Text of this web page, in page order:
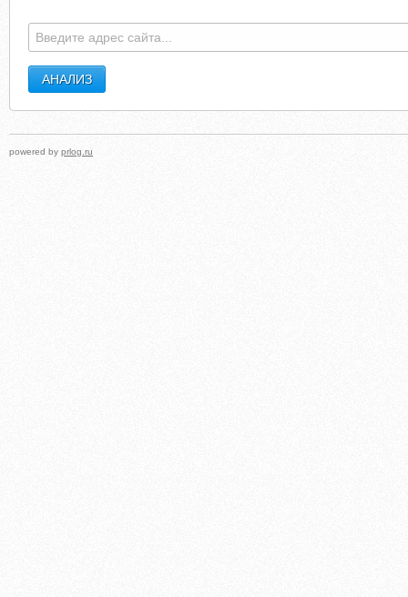
powered by prlog.ru